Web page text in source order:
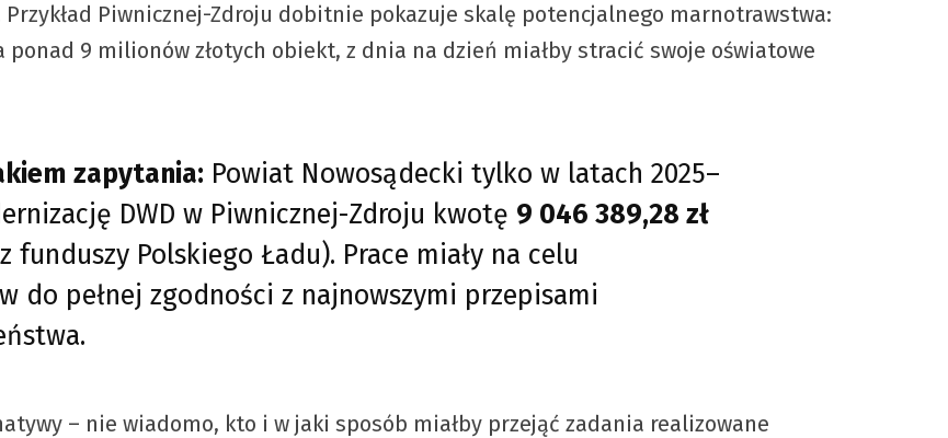
Piwnicznej-Zdroju dobitnie pokazuje skalę potencjalnego marnotrawstwa:
ponad 9 milionów złotych obiekt, z dnia na dzień miałby stracić swoje oświatowe
zapytania: Powiat Nowosądecki tylko w latach 2025–
DWD w Piwnicznej-Zdroju kwotę 9 046 389,28 zł
funduszy Polskiego Ładu). Prace miały na celu
do pełnej zgodności z najnowszymi przepisami
– nie wiadomo, kto i w jaki sposób miałby przejąć zadania realizowane